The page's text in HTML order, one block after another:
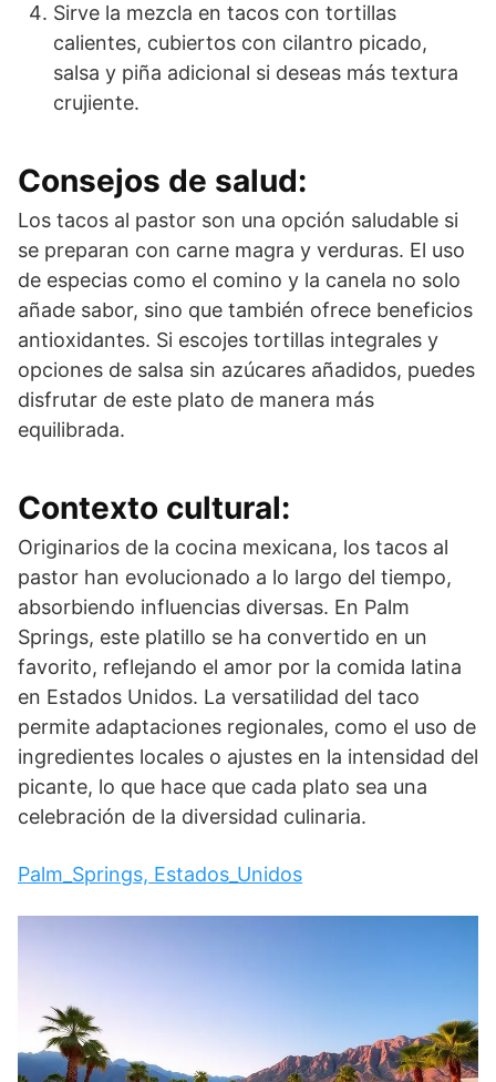
Sirve la mezcla en tacos con tortillas
calientes, cubiertos con cilantro picado,
salsa y piña adicional si deseas más textura
crujiente.
Consejos de salud:
Los tacos al pastor son una opción saludable si
se preparan con carne magra y verduras. El uso
de especias como el comino y la canela no solo
añade sabor, sino que también ofrece beneficios
antioxidantes. Si escojes tortillas integrales y
opciones de salsa sin azúcares añadidos, puedes
disfrutar de este plato de manera más
equilibrada.
Contexto cultural:
Originarios de la cocina mexicana, los tacos al
pastor han evolucionado a lo largo del tiempo,
absorbiendo influencias diversas. En Palm
Springs, este platillo se ha convertido en un
favorito, reflejando el amor por la comida latina
en Estados Unidos. La versatilidad del taco
permite adaptaciones regionales, como el uso de
ingredientes locales o ajustes en la intensidad del
picante, lo que hace que cada plato sea una
celebración de la diversidad culinaria.
Palm_Springs, Estados_Unidos